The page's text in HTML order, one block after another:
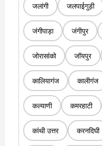
जलांगी जलपाईगुड़ी
जंगीपाड़ा जंगीपुर
जोरासांको जॉयपुर
कालियागंज कालीगंज
कल्याणी कमरहाटी
कांथी उत्तर करनदिघी